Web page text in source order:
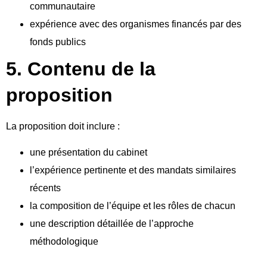
communautaire
expérience avec des organismes financés par des
fonds publics
5. Contenu de la
proposition
La proposition doit inclure :
une présentation du cabinet
l’expérience pertinente et des mandats similaires
récents
la composition de l’équipe et les rôles de chacun
une description détaillée de l’approche
méthodologique